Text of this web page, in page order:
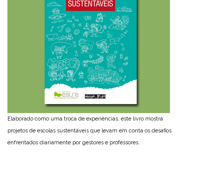
Elaborado como uma troca de experiências, este livro mostra
projetos de escolas sustentáveis que levam em conta os desafios
enfrentados diariamente por gestores e professores.